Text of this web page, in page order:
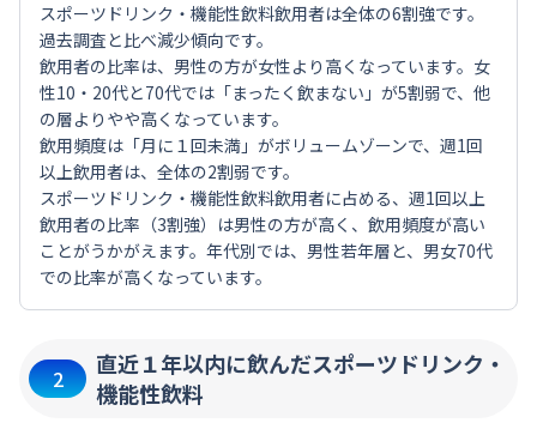
スポーツドリンク・機能性飲料飲用者は全体の6割強です。
過去調査と比べ減少傾向です。
飲用者の比率は、男性の方が女性より高くなっています。女
性10・20代と70代では「まったく飲まない」が5割弱で、他
の層よりやや高くなっています。
飲用頻度は「月に１回未満」がボリュームゾーンで、週1回
以上飲用者は、全体の2割弱です。
スポーツドリンク・機能性飲料飲用者に占める、週1回以上
飲用者の比率（3割強）は男性の方が高く、飲用頻度が高い
ことがうかがえます。年代別では、男性若年層と、男女70代
での比率が高くなっています。
2
直近１年以内に飲んだスポーツドリンク・
機能性飲料